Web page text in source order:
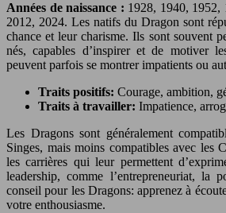
Années de naissance : 1928, 1940, 1952,
2012, 2024. Les natifs du Dragon sont
chance et leur charisme. Ils sont souvent
nés, capables d’inspirer et de motiver
peuvent parfois se montrer impatients ou
Traits positifs: Courage, ambition,
Traits à travailler: Impatience,
Les Dragons sont généralement
Singes, mais moins compatibles avec les
les carrières qui leur permettent
leadership, comme l’entrepreneuriat, la
conseil pour les Dragons: apprenez à
votre enthousiasme.